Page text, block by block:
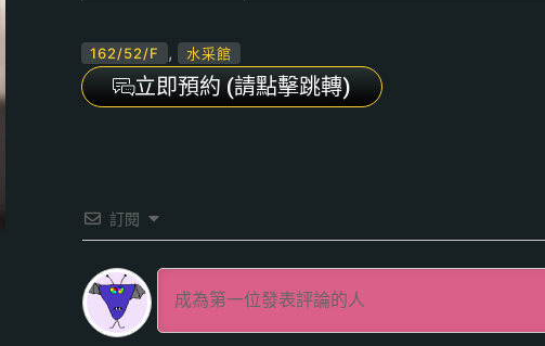
162/52/F , 水采館
立即預約 (請點擊跳轉)
訂閱